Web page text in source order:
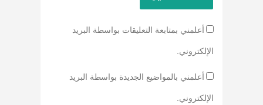
أعلمني بمتابعة التعليقات بواسطة البريد
الإلكتروني.
أعلمني بالمواضيع الجديدة بواسطة البريد
الإلكتروني.